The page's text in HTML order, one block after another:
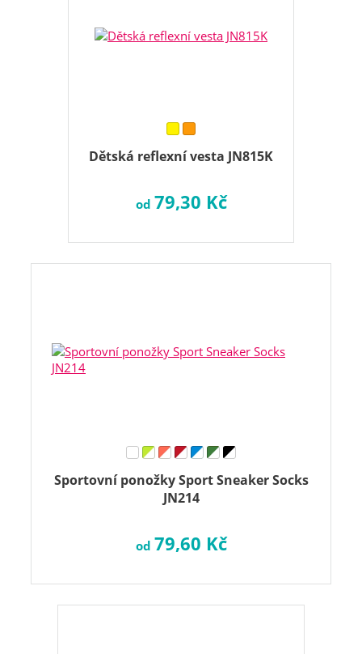
Dětská reflexní vesta JN815K
od 79,30 Kč
Sportovní ponožky Sport Sneaker Socks
JN214
od 79,60 Kč